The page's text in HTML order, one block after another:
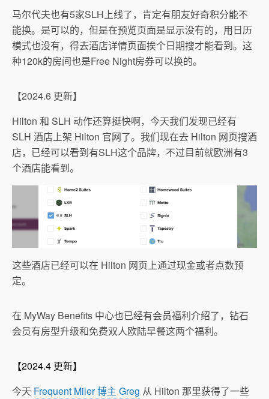
马尔代夫也有5家SLH上线了，肯定有朋友好奇积分能不
能换。是可以的，但是在预览页面是显示没有的，用日历
模式也没有，得去酒店详情页面挨个日期搜才能看到。这
种120k的房间也是Free Night房券可以换的。
【2024.6 更新】
Hilton 和 SLH 动作还算挺快啊，今天我们发现已经有
SLH 酒店上架 Hilton 官网了。我们现在去 Hilton 网页搜酒
店，已经可以看到有SLH这个品牌，不过目前就欧洲有3
个酒店能看到。
这些酒店已经可以在 Hilton 网页上通过现金或者点数预
定。
在 MyWay Benefits 中心也已经有会员福利介绍了，钻石
会员有房型升级和免费双人欧陆早餐这两个福利。
【2024.4 更新】
今天 Frequent Miler 博主 Greg 从 Hilton 那里获得了一些